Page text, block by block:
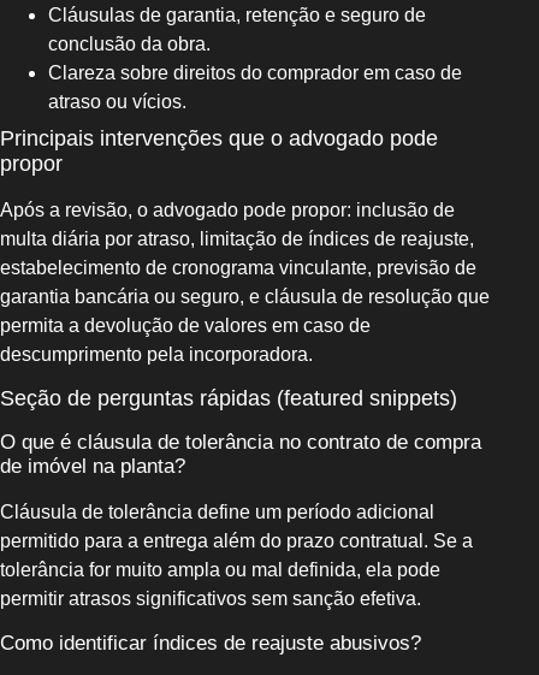
Cláusulas de garantia, retenção e seguro de
conclusão da obra.
Clareza sobre direitos do comprador em caso de
atraso ou vícios.
Principais intervenções que o advogado pode
propor
Após a revisão, o advogado pode propor: inclusão de
multa diária por atraso, limitação de índices de reajuste,
estabelecimento de cronograma vinculante, previsão de
garantia bancária ou seguro, e cláusula de resolução que
permita a devolução de valores em caso de
descumprimento pela incorporadora.
Seção de perguntas rápidas (featured snippets)
O que é cláusula de tolerância no contrato de compra
de imóvel na planta?
Cláusula de tolerância define um período adicional
permitido para a entrega além do prazo contratual. Se a
tolerância for muito ampla ou mal definida, ela pode
permitir atrasos significativos sem sanção efetiva.
Como identificar índices de reajuste abusivos?